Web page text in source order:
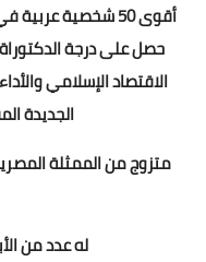
حصل على درجة
الاقتصاد الإسلامي
الجديدة
متزوج من الممثلة
له عدد من